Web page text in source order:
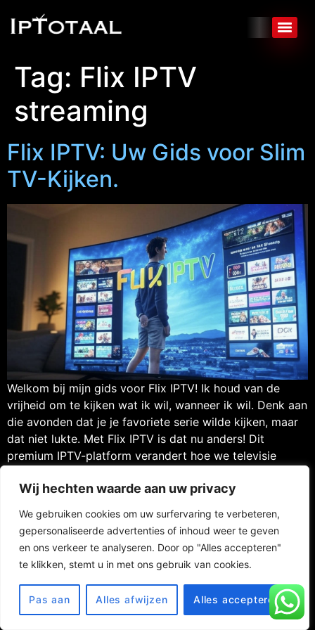
Wij hechten waarde aan uw privacy
We gebruiken cookies om uw surfervaring te verbeteren,
gepersonaliseerde advertenties of inhoud weer te geven
en ons verkeer te analyseren. Door op "Alles accepteren"
te klikken, stemt u in met ons gebruik van cookies.
Pas aan Alles afwijzen Alles accepteren
Tag: Flix IPTV
streaming
Flix IPTV: Uw Gids voor Slim
TV-Kijken.
Welkom bij mijn gids voor Flix IPTV! Ik houd van de
vrijheid om te kijken wat ik wil, wanneer ik wil. Denk aan
die avonden dat je je favoriete serie wilde kijken, maar
dat niet lukte. Met Flix IPTV is dat nu anders! Dit
premium IPTV-platform verandert hoe we televisie
Contact FAQ
Privacy Policy
© 2025 Totaaliptv / Address : Aelbert Cuypstraat 14, 7944 CL
Meppel, Netherlands /support@totaaliptv.com